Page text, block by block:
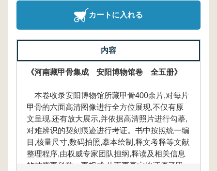
カートに入れる
内容
《河南藏甲骨集成 安阳博物馆卷 全五册》
本卷收录安阳博物馆所藏甲骨400余片,对每片
甲骨的六面高清图像进行全方位展现,不仅有原
文呈现,还有放大展示,并依据高清照片进行勾摹,
对难辨识的契刻痕迹进行考证。书中按照统一编
目,核量尺寸,数码拍照,摹本绘制,释文考释等文献
整理程序,由权威专家团队担纲,释读及相关信息
的披露更科学、更权威,从而更真实地还原了甲